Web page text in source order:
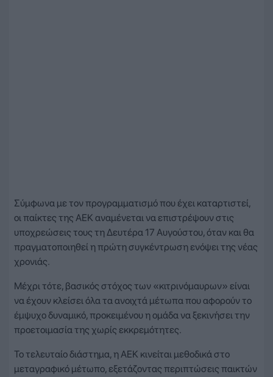
Σύμφωνα με τον προγραμματισμό που έχει καταρτιστεί,
οι παίκτες της ΑΕΚ αναμένεται να επιστρέψουν στις
υποχρεώσεις τους τη Δευτέρα 17 Αυγούστου, όταν και θα
πραγματοποιηθεί η πρώτη συγκέντρωση ενόψει της νέας
χρονιάς.
Μέχρι τότε, βασικός στόχος των «κιτρινόμαυρων» είναι
να έχουν κλείσει όλα τα ανοιχτά μέτωπα που αφορούν το
έμψυχο δυναμικό, προκειμένου η ομάδα να ξεκινήσει την
προετοιμασία της χωρίς εκκρεμότητες.
Το τελευταίο διάστημα, η ΑΕΚ κινείται μεθοδικά στο
μεταγραφικό μέτωπο, εξετάζοντας περιπτώσεις παικτών